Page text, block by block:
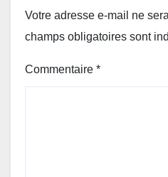
Votre adresse e-mail ne
champs obligatoires sont
Commentaire *